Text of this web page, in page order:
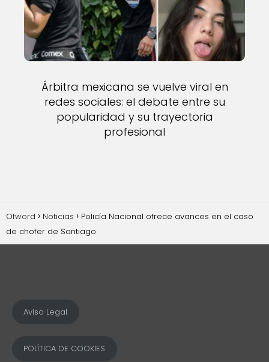
Árbitra mexicana se vuelve viral en
redes sociales: el debate entre su
popularidad y su trayectoria
profesional
Ofword Noticias
Policía Nacional ofrece avances en el caso
de chofer de Santiago
Aviso Legal
POLÍTICA DE COOKIES